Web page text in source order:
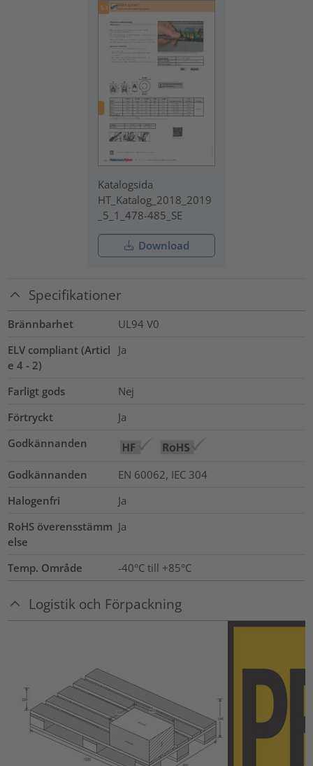
Katalogsida
HT_Katalog_2018_2019
_5_1_478-485_SE
Download
Specifikationer
Brännbarhet
UL94 V0
ELV compliant (Articl
e 4 - 2)
Ja
Farligt gods
Nej
Förtryckt
Ja
Godkännanden
Godkännanden
EN 60062, IEC 304
Halogenfri
Ja
RoHS överensstämm
else
Ja
Temp. Område -40°C till +85°C
Logistik och Förpackning